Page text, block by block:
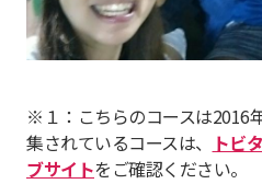
※１：こちらのコースは2016
集されているコースは、 トビ
ブサイトをご確認ください。